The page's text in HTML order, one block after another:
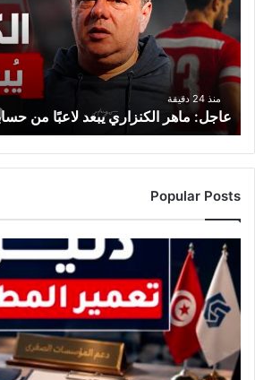
م
ه
ا
ل
ك
ن
ز
ع
ا
منذ 24 دقيقة
عاجل: ماهر الكنزاري يبعد لاعبًا من
Popular Posts